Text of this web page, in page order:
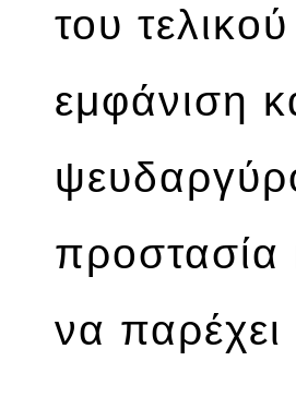
του
εμφάνιση
προστασία
να